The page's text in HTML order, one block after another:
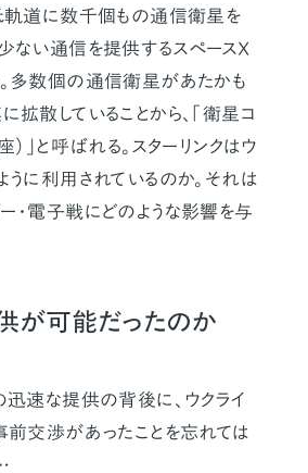
軌道に数千個もの通信衛星を
ない通信を提供するスペースX
多数個の通信衛星があたかも
拡散していることから、「衛星コ
」と呼ばれる。スターリンクはウ
うに利用されているのか。それは
・電子戦にどのような影響を与
が可能だったのか
速な提供の背後に、ウクライ
前交渉があったことを忘れては